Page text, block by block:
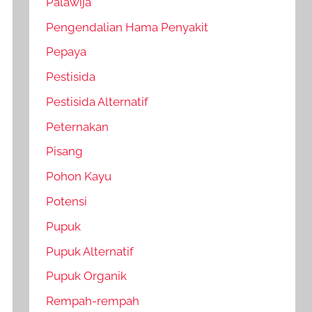
Pengendalian Hama Penyakit
Pepaya
Pestisida
Pestisida Alternatif
Peternakan
Pisang
Pohon Kayu
Potensi
Pupuk
Pupuk Alternatif
Pupuk Organik
Rempah-rempah